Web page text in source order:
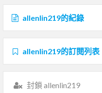
allenlin219的紀錄
allenlin219的訂閱列表
封鎖 allenlin219